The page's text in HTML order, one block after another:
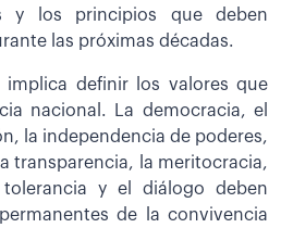
y los principios que deben
las próximas décadas.
implica definir los valores que
nacional. La democracia, el
la independencia de poderes,
transparencia, la meritocracia,
tolerancia y el diálogo deben
de la convivencia